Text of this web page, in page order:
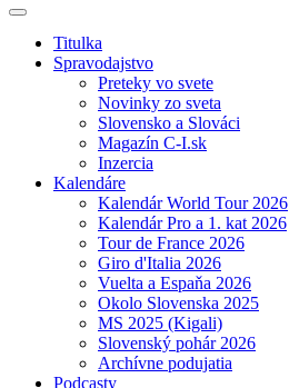
Titulka
Spravodajstvo
Preteky vo svete
Novinky zo sveta
Slovensko a Slováci
Magazín C-I.sk
Inzercia
Kalendáre
Kalendár World Tour 2026
Kalendár Pro a 1. kat 2026
Tour de France 2026
Giro d'Italia 2026
Vuelta a Espaňa 2026
Okolo Slovenska 2025
MS 2025 (Kigali)
Slovenský pohár 2026
Archívne podujatia
Podcasty